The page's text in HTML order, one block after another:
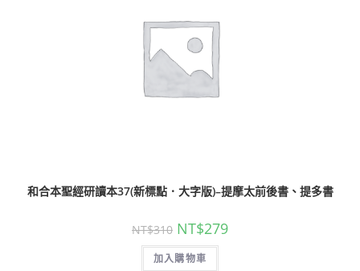
和合本聖經研讀本37(新標點．大字版)–提摩太前後書、提多書
NT$310 NT$279
加入購物車